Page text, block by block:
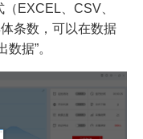
EXCEL、CSV、
条数，可以在数据
据”。